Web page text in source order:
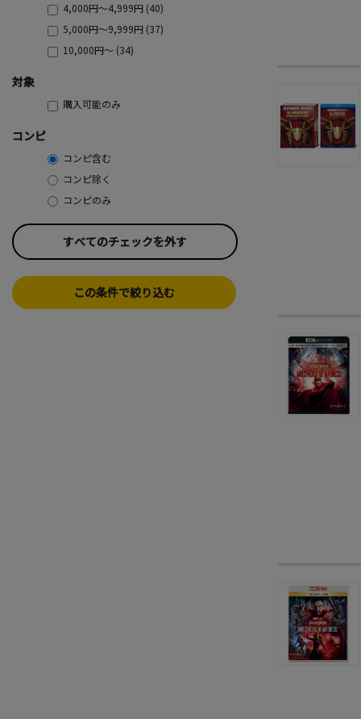
4,000円～4,999円 (40)
5,000円～9,999円 (37)
10,000円～ (34)
対象
購入可能のみ
コンピ
コンピ含む
コンピ除く
コンピのみ
すべてのチェックを外す
この条件で絞り込む